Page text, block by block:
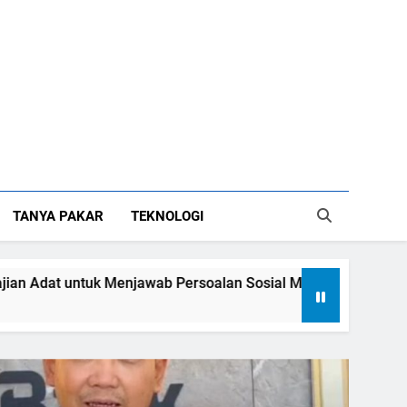
TANYA PAKAR TEKNOLOGI
Menjawab Persoalan Sosial Masyarakat Minangkabau